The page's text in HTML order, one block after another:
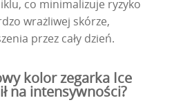
co minimalizuje ryzyko
wrażliwej skórze,
przez cały dzień.
kolor zegarka Ice
na intensywności?